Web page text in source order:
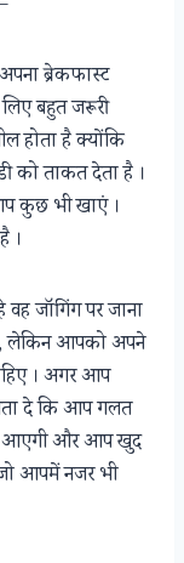
ब्रेकफास्ट
बहुत जरूरी
होता है क्योंकि
को ताकत देता है ।
कुछ भी खाएं ।
।
वह जॉगिंग पर जाना
, लेकिन आपको अपने
। अगर आप
दे कि आप गलत
आएगी और आप खुद
आपमें नजर भी